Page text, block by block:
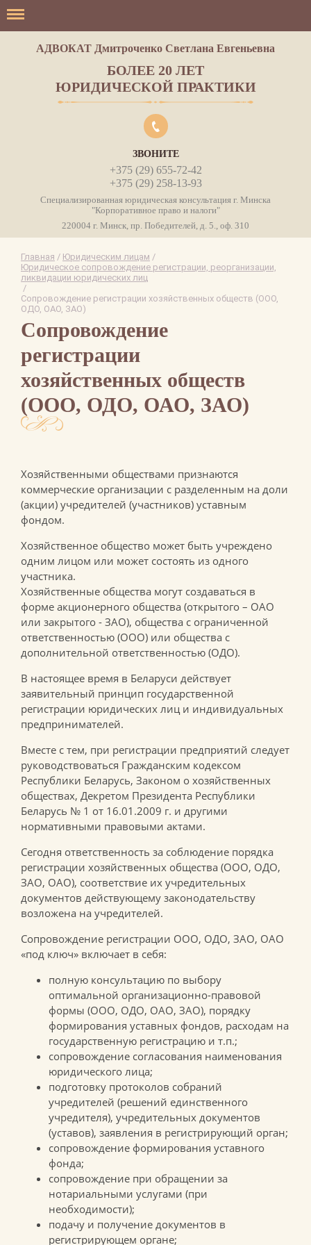
АДВОКАТ Дмитроченко Светлана Евгеньевна
БОЛЕЕ 20 ЛЕТ
ЮРИДИЧЕСКОЙ ПРАКТИКИ
ЗВОНИТЕ
+375 (29) 655-72-42
+375 (29) 258-13-93
Специализированная юридическая консультация г. Минска
"Корпоративное право и налоги"
220004 г. Минск, пр. Победителей, д. 5., оф. 310
Главная / Юридическим лицам /
Юридическое сопровождение регистрации, реорганизации,
ликвидации юридических лиц
/
Сопровождение регистрации хозяйственных обществ (ООО,
ОДО, ОАО, ЗАО)
Сопровождение
регистрации
хозяйственных обществ
(ООО, ОДО, ОАО, ЗАО)
Хозяйственными обществами признаются
коммерческие организации с разделенным на доли
(акции) учредителей (участников) уставным
фондом.
Хозяйственное общество может быть учреждено
одним лицом или может состоять из одного
участника.
Хозяйственные общества могут создаваться в
форме акционерного общества (открытого – ОАО
или закрытого - ЗАО), общества с ограниченной
ответственностью (ООО) или общества с
дополнительной ответственностью (ОДО).
В настоящее время в Беларуси действует
заявительный принцип государственной
регистрации юридических лиц и индивидуальных
предпринимателей.
Вместе с тем, при регистрации предприятий следует
руководствоваться Гражданским кодексом
Республики Беларусь, Законом о хозяйственных
обществах, Декретом Президента Республики
Беларусь № 1 от 16.01.2009 г. и другими
нормативными правовыми актами.
Сегодня ответственность за соблюдение порядка
регистрации хозяйственных общества (ООО, ОДО,
ЗАО, ОАО), соответствие их учредительных
документов действующему законодательству
возложена на учредителей.
Сопровождение регистрации ООО, ОДО, ЗАО, ОАО
«под ключ» включает в себя:
полную консультацию по выбору
оптимальной организационно-правовой
формы (ООО, ОДО, ОАО, ЗАО), порядку
формирования уставных фондов, расходам на
государственную регистрацию и т.п.;
сопровождение согласования наименования
юридического лица;
подготовку протоколов собраний
учредителей (решений единственного
учредителя), учредительных документов
(уставов), заявления в регистрирующий орган;
сопровождение формирования уставного
фонда;
сопровождение при обращении за
нотариальными услугами (при
необходимости);
подачу и получение документов в
регистрирующем органе;